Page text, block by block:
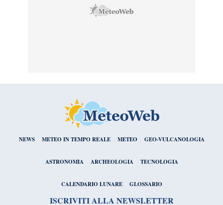
NEWS METEO IN TEMPO REALE METEO GEO-VULCANOLOGIA
ASTRONOMIA ARCHEOLOGIA TECNOLOGIA
CALENDARIO LUNARE GLOSSARIO
ISCRIVITI ALLA NEWSLETTER